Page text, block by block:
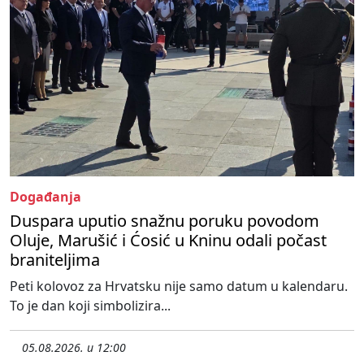
Događanja
Duspara uputio snažnu poruku povodom
Oluje, Marušić i Ćosić u Kninu odali počast
braniteljima
Peti kolovoz za Hrvatsku nije samo datum u kalendaru.
To je dan koji simbolizira...
05.08.2026. u 12:00